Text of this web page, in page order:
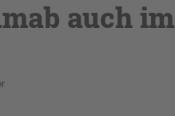
auch im